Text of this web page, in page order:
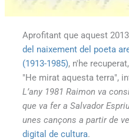
Aprofitant que aquest
del naixement del poeta
(1913-1985), n'he
"He mirat aquesta terra",
L’any 1981 Raimon va
que va fer a Salvador
unes cançons a partir de
digital de cultura.